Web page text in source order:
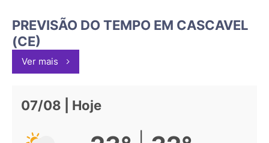
PREVISÃO DO TEMPO EM CASCAVEL
(CE)
Ver mais
07/08 | Hoje